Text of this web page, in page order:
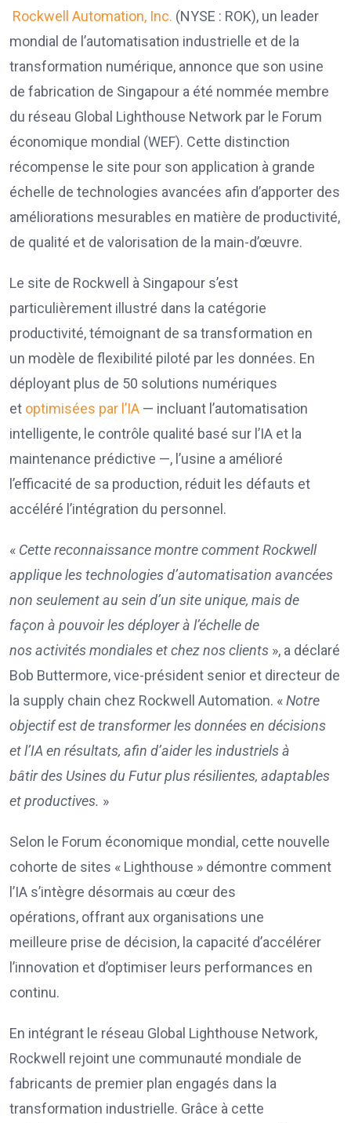
Rockwell Automation, Inc. (NYSE : ROK), un leader
mondial de l’automatisation industrielle et de la
transformation numérique, annonce que son usine
de fabrication de Singapour a été nommée membre
du réseau Global Lighthouse Network par le Forum
économique mondial (WEF). Cette distinction
récompense le site pour son application à grande
échelle de technologies avancées afin d’apporter des
améliorations mesurables en matière de productivité,
de qualité et de valorisation de la main-d’œuvre.
Le site de Rockwell à Singapour s’est
particulièrement illustré dans la catégorie
productivité, témoignant de sa transformation en
un modèle de flexibilité piloté par les données. En
déployant plus de 50 solutions numériques
et optimisées par l’IA — incluant l’automatisation
intelligente, le contrôle qualité basé sur l’IA et la
maintenance prédictive —, l’usine a amélioré
l’efficacité de sa production, réduit les défauts et
accéléré l’intégration du personnel.
« Cette reconnaissance montre comment Rockwell
applique les technologies d’automatisation avancées
non seulement au sein d’un site unique, maisde
façon à pouvoirlesdéployer à l’échellede
nosactivitésmondiales et chez nos clients », a déclaré
Bob Buttermore, vice-président senior et directeur de
la supply chain chez Rockwell Automation. «Notre
objectif est de transformer les données en décisions
etl’IA en résultats, afin d’aider lesindustrielsà
bâtirdes Usines du Futurplus résilientes, adaptables
et productives. »
Selon le Forum économique mondial, cette nouvelle
cohorte de sites « Lighthouse » démontre comment
l’IA s’intègre désormais au cœur des
opérations, offrant aux organisations une
meilleure prise de décision, la capacité d’accélérer
l’innovation et d’optimiser leurs performances en
continu.
En intégrant le réseau Global Lighthouse Network,
Rockwell rejoint une communauté mondiale de
fabricants de premier plan engagés dans la
transformation industrielle. Grâce à cette